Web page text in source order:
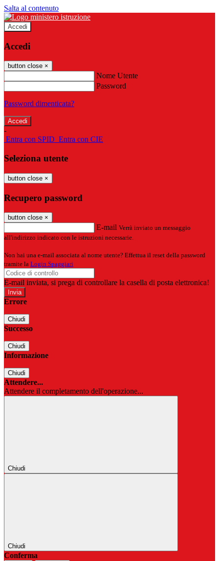
Salta al contenuto
Accedi
Accedi
button close ×
Nome Utente
Password
Password dimenticata?
-
Entra con SPID Entra con CIE
Seleziona utente
button close ×
Recupero password
button close ×
E-mail Verrà inviato un messaggio
all'indirizzo indicato con le istruzioni necessarie.
Non hai una e-mail associata al nome utente? Effettua il reset della password
tramite la Login Spaggiari
E-mail inviata, si prega di controllare la casella di posta elettronica!
Errore
Chiudi
Successo
Chiudi
Informazione
Chiudi
Attendere...
Attendere il completamento dell'operazione...
Chiudi
Chiudi
Conferma